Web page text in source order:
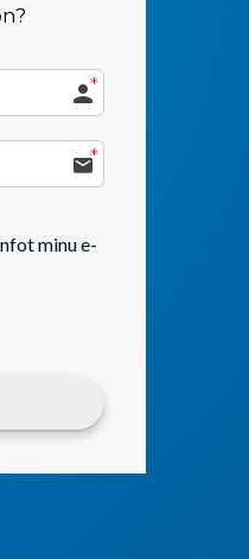
minu e-